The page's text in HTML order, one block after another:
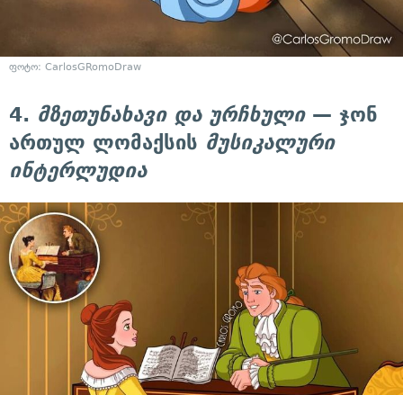
ფოტო: CarlosGRomoDraw
4. მზეთუნახავი და ურჩხული— ჯონ
ართულ ლომაქსის მუსიკალური
ინტერლუდია